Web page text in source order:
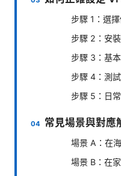
步驟 1：選
步驟 2：安
步驟 3：基
步驟 4：測
步驟 5：日
常見場景與對應
場景 A：在
場景 B：在